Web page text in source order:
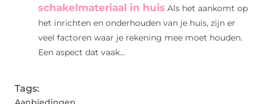
schakelmateriaal in huis Als het aankomt op
het inrichten en onderhouden van je huis, zijn er
veel factoren waar je rekening mee moet houden.
Een aspect dat vaak...
Tags: